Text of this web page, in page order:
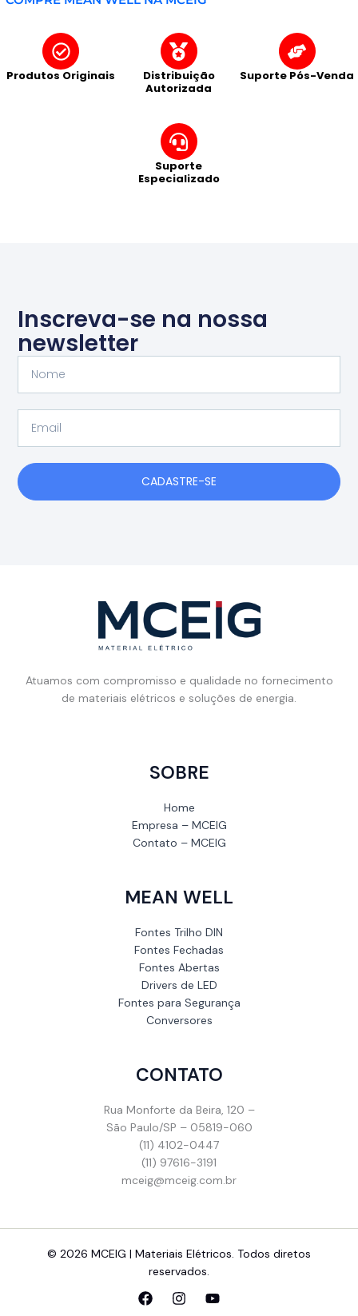
Produtos Originais
Distribuição
Autorizada
Suporte Pós-Venda
Suporte
Especializado
Inscreva-se na nossa
newsletter
CADASTRE-SE
Atuamos com compromisso e qualidade no fornecimento
de materiais elétricos e soluções de energia.
SOBRE
Home
Empresa – MCEIG
Contato – MCEIG
MEAN WELL
Fontes Trilho DIN
Fontes Fechadas
Fontes Abertas
Drivers de LED
Fontes para Segurança
Conversores
CONTATO
Rua Monforte da Beira, 120 –
São Paulo/SP – 05819-060
(11) 4102-0447
(11) 97616-3191
mceig@mceig.com.br
© 2026 MCEIG | Materiais Elétricos. Todos diretos
reservados.